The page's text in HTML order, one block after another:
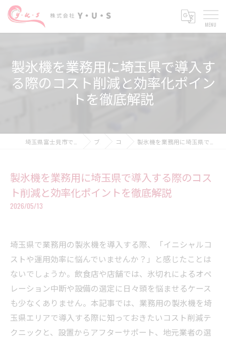
製氷機を業務用に埼玉県で導入す
る際のコスト削減と効率化ポイン
トを徹底解説
ブログ コラム 製氷機を業務用に埼玉県で導入する際のコスト削減と効率化ポイントを徹底解説
製氷機を業務用に埼玉県で導入する際のコス
ト削減と効率化ポイントを徹底解説
2026/05/13
埼玉県で業務用の製氷機を導入する際、「イニシャルコ
ストや運用効率に悩んでいませんか？」と感じたことは
ないでしょうか。飲食店や店舗では、氷切れによるオペ
レーション中断や設備の選定に日々頭を悩ませるケース
も少なくありません。本記事では、業務用の製氷機を埼
玉県エリアで導入する際に知っておきたいコスト削減テ
クニックと、設置からアフターサポート、地元業者の選